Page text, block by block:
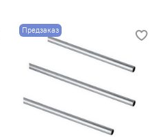
Предзаказ